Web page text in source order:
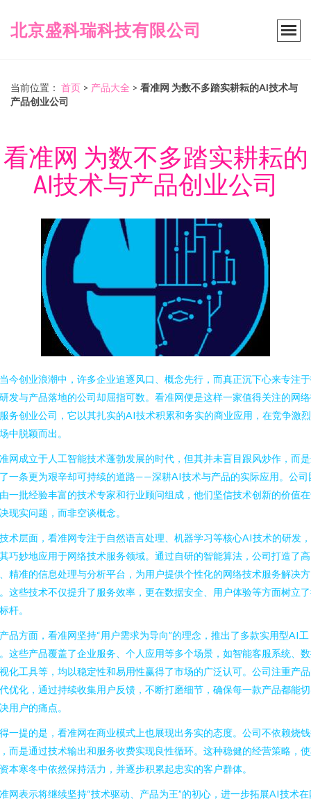
北京盛科瑞科技有限公司
当前位置： 首页 > 产品大全 > 看准网 为数不多踏实耕耘的AI技术与
产品创业公司
看准网 为数不多踏实耕耘的
AI技术与产品创业公司
今创业浪潮中，许多企业追逐风口、概念先行，而真正沉下心来专注
发与产品落地的公司却屈指可数。看准网便是这样一家值得关注的网
务创业公司，它以其扎实的AI技术积累和务实的商业应用，在竞争激
中脱颖而出。
网成立于人工智能技术蓬勃发展的时代，但其并未盲目跟风炒作，而
一条更为艰辛却可持续的道路——深耕AI技术与产品的实际应用。公司
一批经验丰富的技术专家和行业顾问组成，他们坚信技术创新的价值
现实问题，而非空谈概念。
术层面，看准网专注于自然语言处理、机器学习等核心AI技术的研发
巧妙地应用于网络技术服务领域。通过自研的智能算法，公司打造了高
精准的信息处理与分析平台，为用户提供个性化的网络技术服务解决方
这些技术不仅提升了服务效率，更在数据安全、用户体验等方面树立
杆。
品方面，看准网坚持“用户需求为导向”的理念，推出了多款实用型AI工
这些产品覆盖了企业服务、个人应用等多个场景，如智能客服系统、
化工具等，均以稳定性和易用性赢得了市场的广泛认可。公司注重产
优化，通过持续收集用户反馈，不断打磨细节，确保每一款产品都能
用户的痛点。
一提的是，看准网在商业模式上也展现出务实的态度。公司不依赖烧
而是通过技术输出和服务收费实现良性循环。这种稳健的经营策略，
本寒冬中依然保持活力，并逐步积累起忠实的客户群体。
网表示将继续坚持“技术驱动、产品为王”的初心，进一步拓展AI技术在